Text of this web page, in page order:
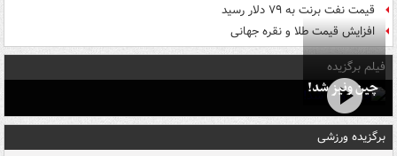
قیمت نفت برنت به ۷۹ دلار رسید
افزایش قیمت طلا و نقره جهانی
فیلم برگزیده
چین ونیز شد!
برگزیده ورزشی